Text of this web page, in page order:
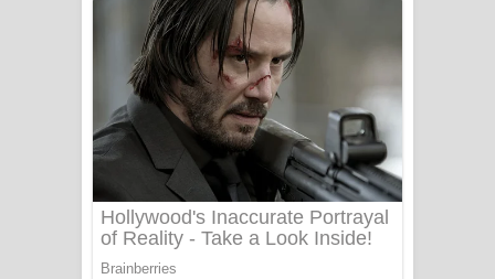
Apa Hamuwee Song Lyrics - අප හමුවී
ගීතයේ පද පෙළ
PATHINIYE Song Lyrics - පතිනියනේ
ගීතයේ පද පෙළ
Sorry Sir Song Lyrics - සොරි සර්
ගීතයේ පද පෙළ